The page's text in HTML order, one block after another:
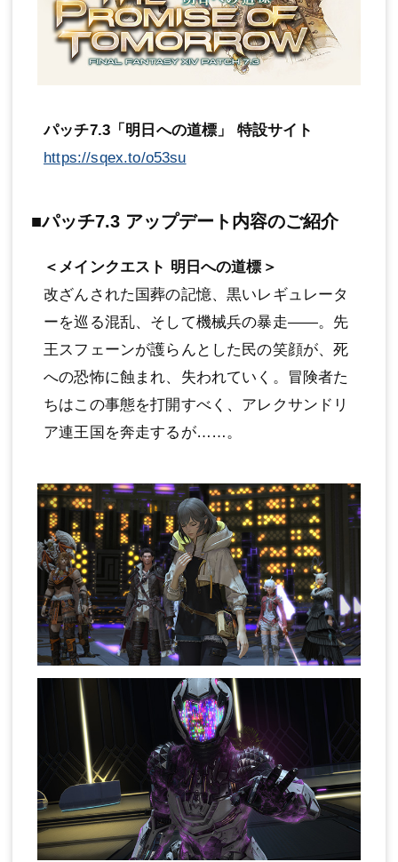
パッチ7.3「明日への道標」 特設サイト
https://sqex.to/o53su
■パッチ7.3 アップデート内容のご紹介
＜メインクエスト 明日への道標＞
改ざんされた国葬の記憶、黒いレギュレータ
ーを巡る混乱、そして機械兵の暴走――。先
王スフェーンが護らんとした民の笑顔が、死
への恐怖に蝕まれ、失われていく。冒険者た
ちはこの事態を打開すべく、アレクサンドリ
ア連王国を奔走するが……。